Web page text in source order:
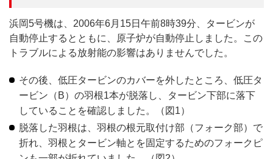
浜岡5号機は、2006年6月15日午前8時39分、タービンが
自動停止するとともに、原子炉が自動停止しました。この
トラブルによる放射能の影響はありませんでした。
その後、低圧タービンのカバーを外したところ、低圧タ
ービン（B）の羽根1本が脱落し、タービン下部に落下
していることを確認しました。（図1）
脱落した羽根は、羽根の根元取付け部（フォーク部）で
折れ、羽根とタービン軸とを固定するためのフォークピ